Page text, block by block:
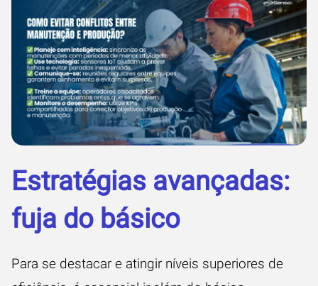
Estratégias avançadas:
fuja do básico
Para se destacar e atingir níveis superiores de